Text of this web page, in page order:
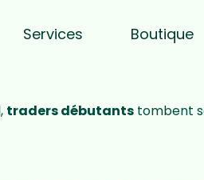
Services Boutique
traders débutants tombent